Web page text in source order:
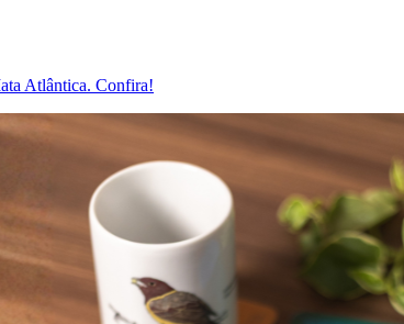
Atlântica. Confira!